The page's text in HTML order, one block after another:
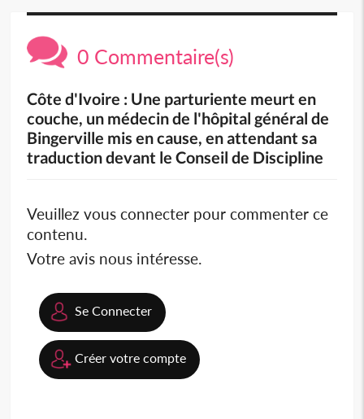
0 Commentaire(s)
Côte d'Ivoire : Une parturiente meurt en
couche, un médecin de l'hôpital général de
Bingerville mis en cause, en attendant sa
traduction devant le Conseil de Discipline
Veuillez vous connecter pour commenter ce
contenu.
Votre avis nous intéresse.
Se Connecter
Créer votre compte